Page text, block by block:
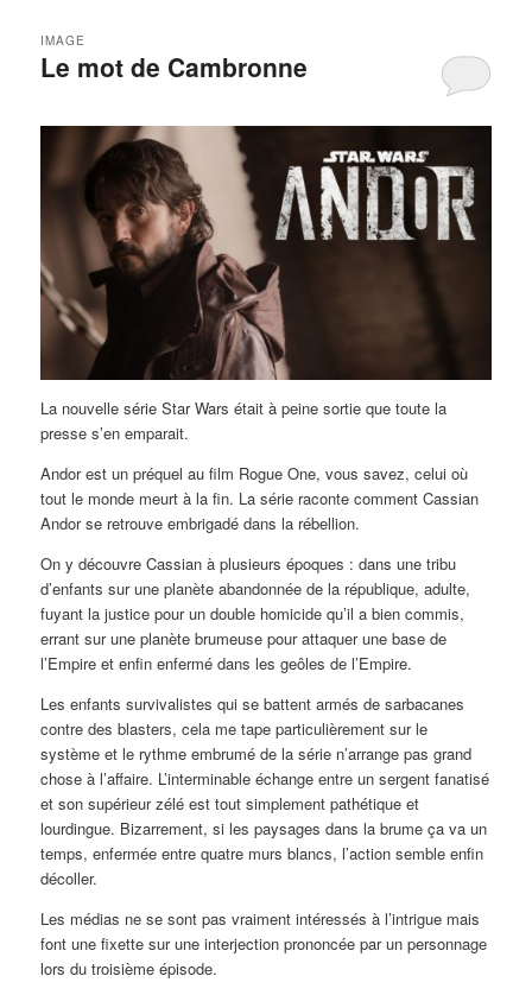
Le mot de Cambronne
IMAGE
La nouvelle série Star Wars était à peine sortie que toute la
presse s’en emparait.
Andor est un préquel au film Rogue One, vous savez, celui où
tout le monde meurt à la fin. La série raconte comment Cassian
Andor se retrouve embrigadé dans la rébellion.
On y découvre Cassian à plusieurs époques : dans une tribu
d’enfants sur une planète abandonnée de la république, adulte,
fuyant la justice pour un double homicide qu’il a bien commis,
errant sur une planète brumeuse pour attaquer une base de
l’Empire et enfin enfermé dans les geôles de l’Empire.
Les enfants survivalistes qui se battent armés de sarbacanes
contre des blasters, cela me tape particulièrement sur le
système et le rythme embrumé de la série n’arrange pas grand
chose à l’affaire. L’interminable échange entre un sergent fanatisé
et son supérieur zélé est tout simplement pathétique et
lourdingue. Bizarrement, si les paysages dans la brume ça va un
temps, enfermée entre quatre murs blancs, l’action semble enfin
décoller.
Les médias ne se sont pas vraiment intéressés à l’intrigue mais
font une fixette sur une interjection prononcée par un personnage
lors du troisième épisode.